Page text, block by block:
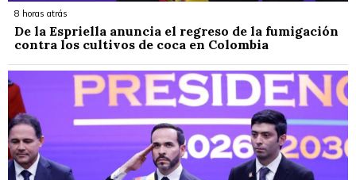
8 horas atrás
De la Espriella anuncia el regreso de la fumigación
contra los cultivos de coca en Colombia